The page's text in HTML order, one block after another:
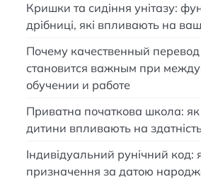
Кришки та сидіння унітазу:
дрібниці, які впливають на
Почему качественный
становится важным при
обучении и работе
Приватна початкова школа: як
дитини впливають на
Індивідуальний рунічний код:
призначення за датою